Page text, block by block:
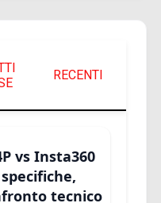
RECENTI
vs Insta360
tecnico